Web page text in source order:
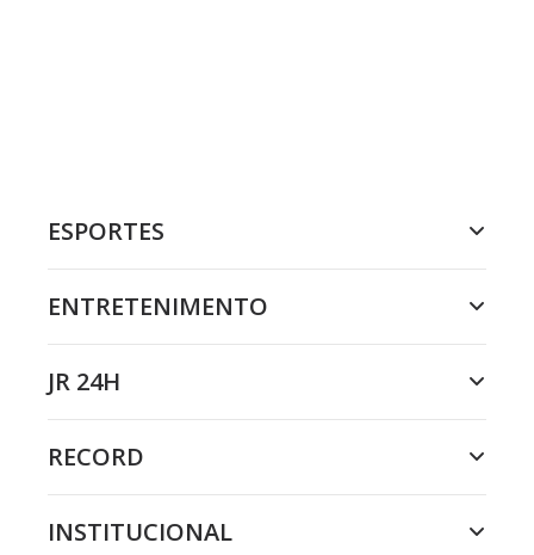
ESPORTES
ENTRETENIMENTO
JR 24H
RECORD
INSTITUCIONAL